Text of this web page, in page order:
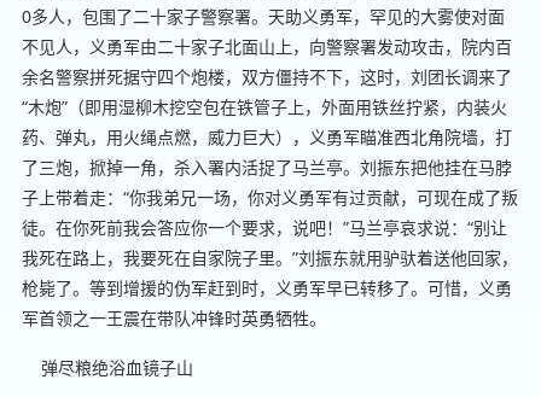
0多人，包围了二十家子警察署。天助义勇军，罕见的大雾使对面
不见人，义勇军由二十家子北面山上，向警察署发动攻击，院内百
余名警察拼死据守四个炮楼，双方僵持不下，这时，刘团长调来了
“木炮”（即用湿柳木挖空包在铁管子上，外面用铁丝拧紧，内装火
药、弹丸，用火绳点燃，威力巨大），义勇军瞄准西北角院墙，打
了三炮，掀掉一角，杀入署内活捉了马兰亭。刘振东把他挂在马脖
子上带着走：“你我弟兄一场，你对义勇军有过贡献，可现在成了叛
徒。在你死前我会答应你一个要求，说吧！”马兰亭哀求说：“别让
我死在路上，我要死在自家院子里。”刘振东就用驴驮着送他回家，
枪毙了。等到增援的伪军赶到时，义勇军早已转移了。可惜，义勇
军首领之一王震在带队冲锋时英勇牺牲。
弹尽粮绝浴血镜子山